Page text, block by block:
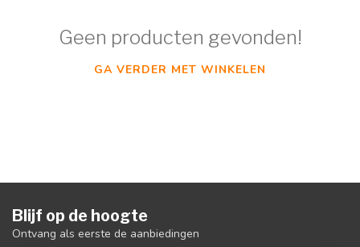
Geen producten gevonden!
GA VERDER MET WINKELEN
Blijf op de hoogte
Ontvang als eerste de aanbiedingen